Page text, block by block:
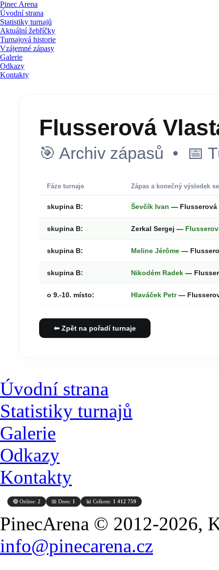
Pinec Arena
Úvodní strana
Statistiky turnajů
Aktuální žebříčky
Turnajová historie
Vzájemné zápasy
Galerie
Odkazy
Kontakty
Flusserová
🎯 Archiv zápasů • 📅
Fáze turnaje Zápas a konečný výsledek
skupina B: Ševčík Ivan — Flusserová
skupina B: Zerkal Sergej —
skupina B: Meline Jérôme —
skupina B: Nikodém Radek —
o 9.-10. místo: Hlaváček Petr—
⬅ Zpět na pořadí turnaje
Úvodní strana
Statistiky turnajů
Galerie
Odkazy
Kontakty
🟢 Online: 2 📅 Dnes: 1 📊 Celkem: 1 412 759
PinecArena © 2012-2026,
info@pinecarena.cz